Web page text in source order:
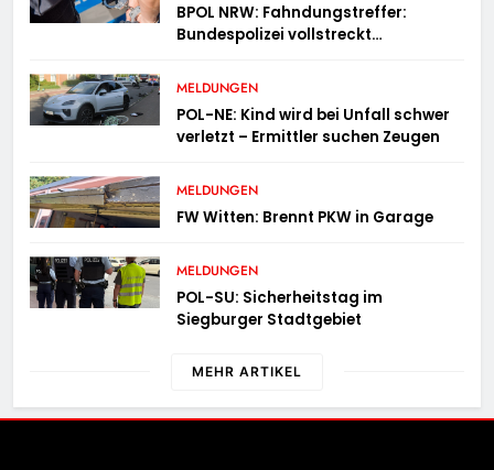
BPOL NRW: Fahndungstreffer:
Bundespolizei vollstreckt
MELDUNGEN
POL-NE: Kind wird bei Unfall schwer
verletzt – Ermittler suchen Zeugen
MELDUNGEN
FW Witten: Brennt PKW in Garage
MELDUNGEN
POL-SU: Sicherheitstag im
Siegburger Stadtgebiet
MEHR ARTIKEL